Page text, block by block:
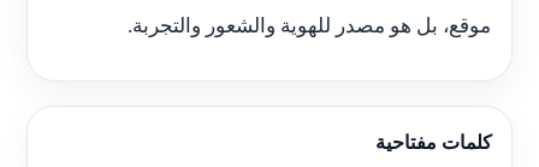
موقع، بل هو مصدر للهوية والشعور والتجربة.
كلمات مفتاحية